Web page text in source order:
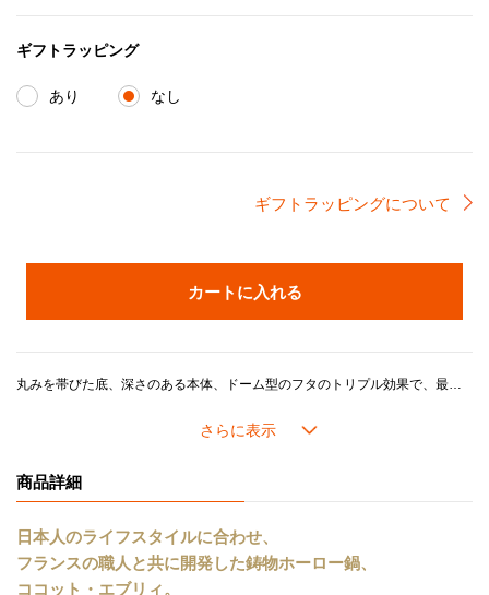
ギフトラッピング
あり なし
ギフトラッピングについて
カートに入れる
丸みを帯びた底、深さのある本体、ドーム型のフタのトリプル効果で、最も効率的に対流が起きる設計は、素材ひとつひとつに熱が均一に行き渡り、炊飯だけでなくさまざまな料理をおいしく仕上げてくれます。ご飯だけではなく、「煮込み」、「揚げ物」、「蒸し料理」など、多彩な調理法に大活躍です。また、コンパクトなので、スマートに収納できるのもココット・エブリィの特徴です。鋳物ホーローウェアとして初めてインナーリッド（内フタ）を使用できる設計となっており、インナーリッドを使うことで、炊飯や煮物の吹きこぼれを防ぎます。※インナーリッドは別売りです。5合までの炊飯が可能です。
ル・クルーゼの鍋がつくるおいしさのヒミツは、鋳物ホーローの高い熱伝導性と蓄熱性に加え、ル・クルーゼが誇るこだわりの製品設計にあります。
《分量の目安》
■サイズ20
商品詳細
日本人のライフスタイルに合わせ、
フランスの職人と共に開発した鋳物ホーロー鍋、
ココット・エブリィ。